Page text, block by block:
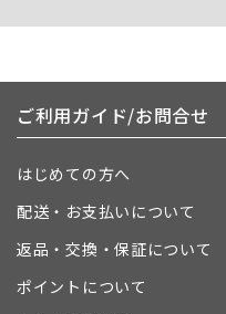
ご利用ガイド/お問合せ
はじめての方へ
配送・お支払いについて
返品・交換・保証について
ポイントについて